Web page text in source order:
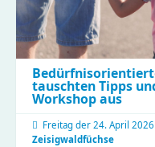
tauschten Tipps
Workshop aus
Freitag der 24. April
Zeisigwaldfüchse